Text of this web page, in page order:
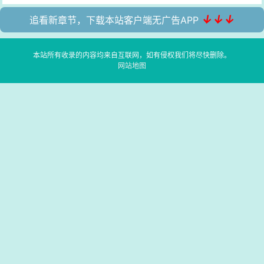
追看新章节，下载本站客户端无广告APP ↓↓↓
本站所有收录的内容均来自互联网，如有侵权我们将尽快删除。
网站地图